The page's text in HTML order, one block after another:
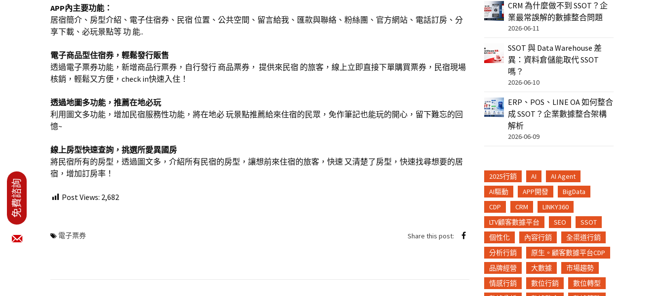
APP內主要功能：
居宿簡介、房型介紹、電子住宿券、民宿 位置、公共空間、留言給我、匯款與聯絡、粉絲團、官方網站、電話訂房、分
享下載、必玩景點等 功 能..
電子商品型住宿券，輕鬆發行販售
透過電子票券功能，新增商品行票券，自行發行 商品票券， 提供來民宿 的旅客，線上立即直接下單購買票券，民宿現場
核銷，輕鬆又方便，check in快速入住！
透過地圖多功能，推薦在地必玩
利用圖文多功能，增加民宿服務性功能，將在地必 玩景點推薦給來住宿的民眾，免作筆記也能玩的開心，留下難忘的回
憶~
線上房型快速查詢，挑選所愛異國房
將民宿所有的房型，透過圖文多，介紹所有民宿的房型，讓想前來住宿的旅客，快速 又清楚了房型，快速找尋想要的居
宿，增加訂房率！
Post Views: 2,682
電子票券 Share this post:
CRM 為什麼做不到 SSOT？企
業最常誤解的數據整合問題
2026-06-11
SSOT 與 Data Warehouse 差
異：資料倉儲能取代 SSOT
嗎？
2026-06-10
ERP、POS、LINE OA 如何整合
成 SSOT？企業數據整合架構
解析
2026-06-09
2025行銷 AI
AI Agent
AI驅動
APP開發
BigData
CDP
CRM
LINKY360
LTV顧客數據平台
SEO
SSOT
個性化
內容行銷
全渠道行銷
分析行銷
原生。顧客數據平台CDP
品牌經營
大數據
市場趨勢
情感行銷
數位行銷
數位轉型